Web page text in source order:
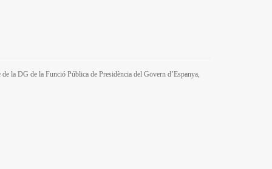
la DG de la Funció Pública de Presidència del Govern d’Espanya,